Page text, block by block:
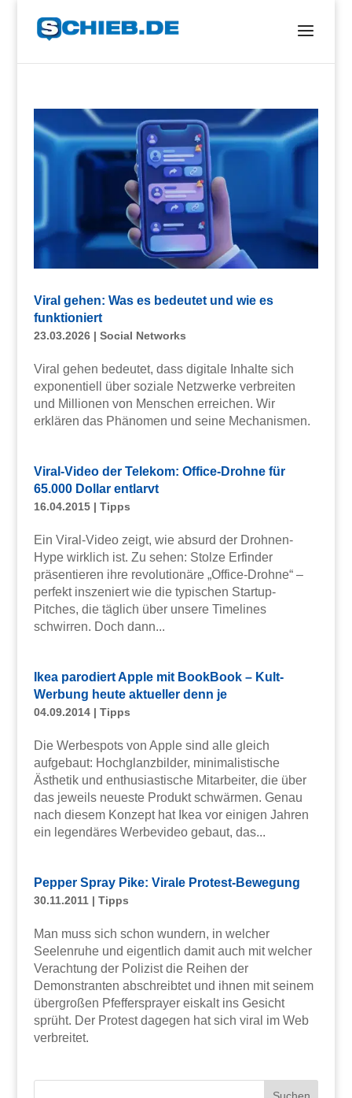
Viral gehen: Was es bedeutet und wie es
funktioniert
23.03.2026| Social Networks
Viral gehen bedeutet, dass digitale Inhalte sich
exponentiell über soziale Netzwerke verbreiten
und Millionen von Menschen erreichen. Wir
erklären das Phänomen und seine Mechanismen.
Viral-Video der Telekom: Office-Drohne für
65.000 Dollar entlarvt
16.04.2015| Tipps
Ein Viral-Video zeigt, wie absurd der Drohnen-
Hype wirklich ist. Zu sehen: Stolze Erfinder
präsentieren ihre revolutionäre „Office-Drohne“ –
perfekt inszeniert wie die typischen Startup-
Pitches, die täglich über unsere Timelines
schwirren. Doch dann...
Ikea parodiert Apple mit BookBook – Kult-
Werbung heute aktueller denn je
04.09.2014| Tipps
Die Werbespots von Apple sind alle gleich
aufgebaut: Hochglanzbilder, minimalistische
Ästhetik und enthusiastische Mitarbeiter, die über
das jeweils neueste Produkt schwärmen. Genau
nach diesem Konzept hat Ikea vor einigen Jahren
ein legendäres Werbevideo gebaut, das...
Pepper Spray Pike: Virale Protest-Bewegung
30.11.2011| Tipps
Man muss sich schon wundern, in welcher
Seelenruhe und eigentlich damit auch mit welcher
Verachtung der Polizist die Reihen der
Demonstranten abschreibtet und ihnen mit seinem
übergroßen Pfeffersprayer eiskalt ins Gesicht
sprüht. Der Protest dagegen hat sich viral im Web
verbreitet.